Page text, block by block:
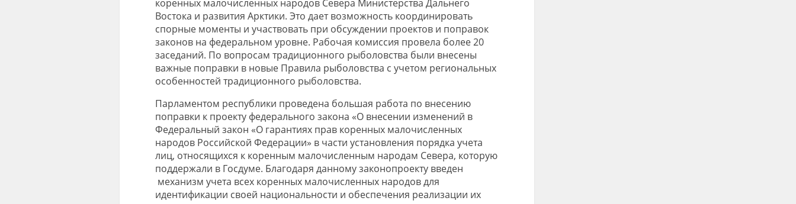
коренных малочисленных народов Севера Министерства Дальнего
Востока и развития Арктики. Это дает возможность координировать
спорные моменты и участвовать при обсуждении проектов и поправок
законов на федеральном уровне. Рабочая комиссия провела более 20
заседаний. По вопросам традиционного рыболовства были внесены
важные поправки в новые Правила рыболовства с учетом региональных
особенностей традиционного рыболовства.
Парламентом республики проведена большая работа по внесению
поправки к проекту федерального закона «О внесении изменений в
Федеральный закон «О гарантиях прав коренных малочисленных
народов Российской Федерации» в части установления порядка учета
лиц, относящихся к коренным малочисленным народам Севера, которую
поддержали в Госдуме. Благодаря данному законопроекту введен
механизм учета всех коренных малочисленных народов для
идентификации своей национальности и обеспечения реализации их